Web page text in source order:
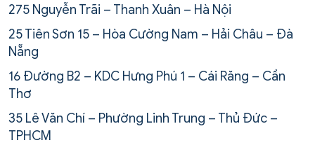
275 Nguyễn Trãi – Thanh Xuân – Hà Nội
25 Tiên Sơn 15 – Hòa Cường Nam – Hải Châu – Đà
Nẵng
16 Đường B2 – KDC Hưng Phú 1 – Cái Răng – Cần
Thơ
35 Lê Văn Chí – Phường Linh Trung – Thủ Đức –
TPHCM